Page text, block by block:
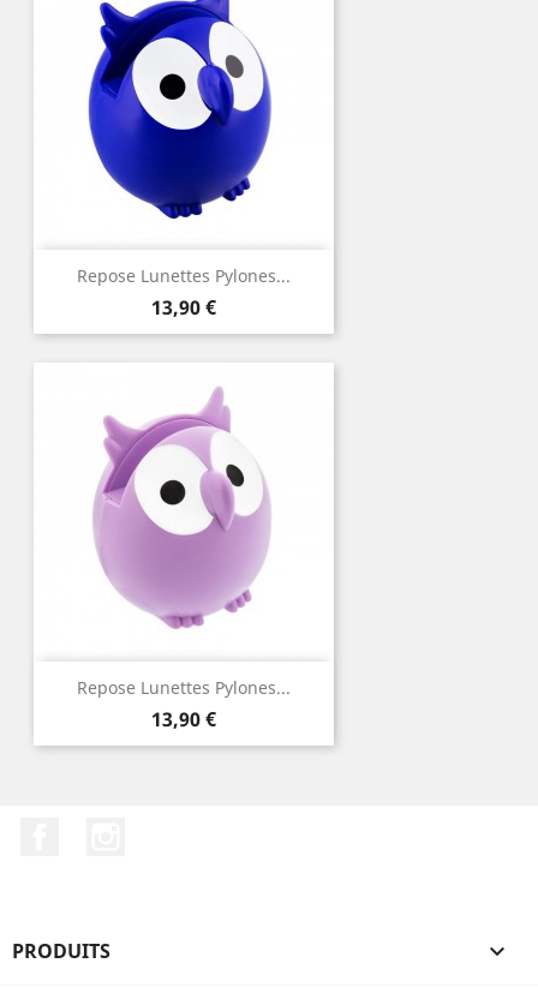
Repose Lunettes Pylones...
Prix
13,90 €
Repose Lunettes Pylones...
Prix
13,90 €
PRODUITS 